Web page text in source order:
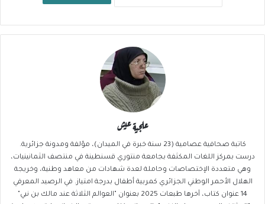
علجية عيش
كاتبة صحافية عصامية (23 سنة خبرة في الميدان)، مؤلفة ومدونة جزائرية.
درست بمركز اللغات المكثفة بجامعة منتوري قسنطينة في منتصف الثمانينيات،
وهي متعددة الإختصاصات وحاملة لعدة شهادات من معاهد وطنية، وخريجة
الهلال الأحمر الوطني الجزائري كمربية أطفال بدرجة امتياز. في الرصيد المعرفي
14 عنوان كتاب، آخرها طبعات 2025 بعنوان "العوالم الثلاثة عند مالك بن نبي"